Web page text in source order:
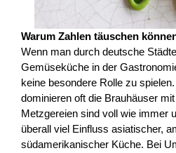
Warum Zahlen täuschen
Wenn man durch deutsche
Gemüseküche in der
keine besondere Rolle zu
dominieren oft die Brauhäuser
Metzgereien sind voll wie immer
überall viel Einfluss asiatischer,
südamerikanischer Küche. Bei